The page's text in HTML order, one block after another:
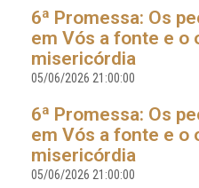
6ª Promessa: Os
em Vós a fonte e o
misericórdia
05/06/2026 21:00:00
6ª Promessa: Os
em Vós a fonte e o
misericórdia
05/06/2026 21:00:00